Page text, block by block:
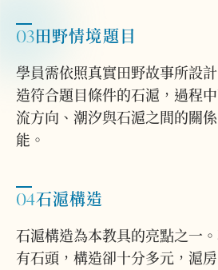
03田野情境題目
學員需依照真實田野故事所設
造符合題目條件的石滬，過程
流方向、潮汐與石滬之間的關
能。
04石滬構造
石滬構造為本教具的亮點之一
有石頭，構造卻十分多元，滬